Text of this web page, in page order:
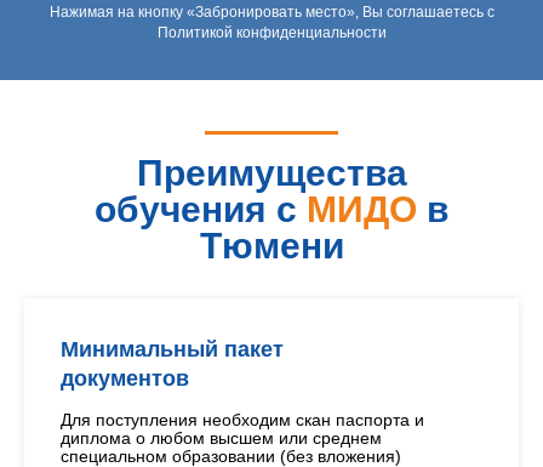
Нажимая на кнопку «Забронировать место», Вы соглашаетесь с
Политикой конфиденциальности
Преимущества
обучения с МИДО в
Тюмени
Минимальный пакет
документов
Для поступления необходим скан паспорта и
диплома о любом высшем или среднем
специальном образовании (без вложения)